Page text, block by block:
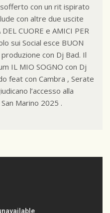
con un rit ispirato
con altre due uscite
CUORE e AMICI PER
sui Social esce BUON
con Dj Bad. Il
IL MIO SOGNO con Dj
feat con Cambra , Serate
l’accesso alla
Marino 2025 .